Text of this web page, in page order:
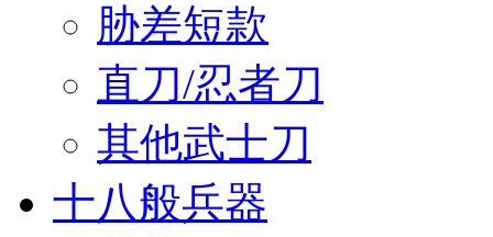
胁差短款
直刀/忍者刀
其他武士刀
十八般兵器